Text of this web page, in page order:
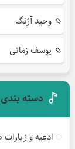
وحید آژنگ
یوسف زمانی
دسته
ادعیه و